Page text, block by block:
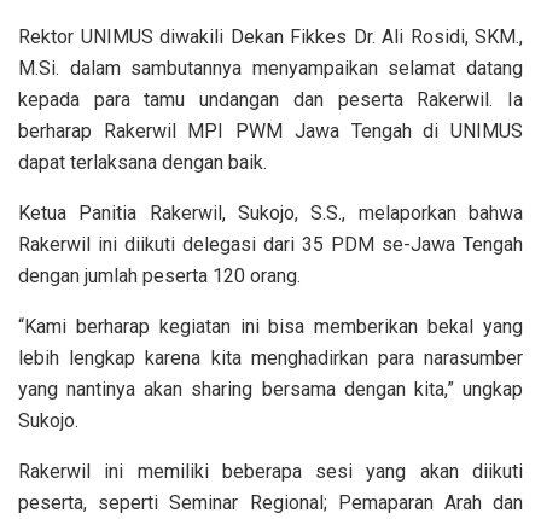
Rektor UNIMUS diwakili Dekan Fikkes Dr. Ali Rosidi, SKM.,
M.Si. dalam sambutannya menyampaikan selamat datang
kepada para tamu undangan dan peserta Rakerwil. Ia
berharap Rakerwil MPI PWM Jawa Tengah di UNIMUS
dapat terlaksana dengan baik.
Ketua Panitia Rakerwil, Sukojo, S.S., melaporkan bahwa
Rakerwil ini diikuti delegasi dari 35 PDM se-Jawa Tengah
dengan jumlah peserta 120 orang.
“Kami berharap kegiatan ini bisa memberikan bekal yang
lebih lengkap karena kita menghadirkan para narasumber
yang nantinya akan sharing bersama dengan kita,” ungkap
Sukojo.
Rakerwil ini memiliki beberapa sesi yang akan diikuti
peserta, seperti Seminar Regional; Pemaparan Arah dan